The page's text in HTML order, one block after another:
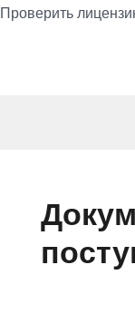
Проверить